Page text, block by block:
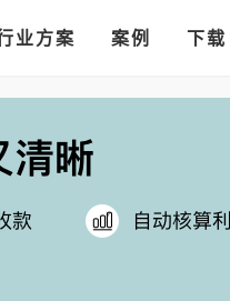
多汇率。
业方案
把你的店铺开进手机微信里
案例 下载